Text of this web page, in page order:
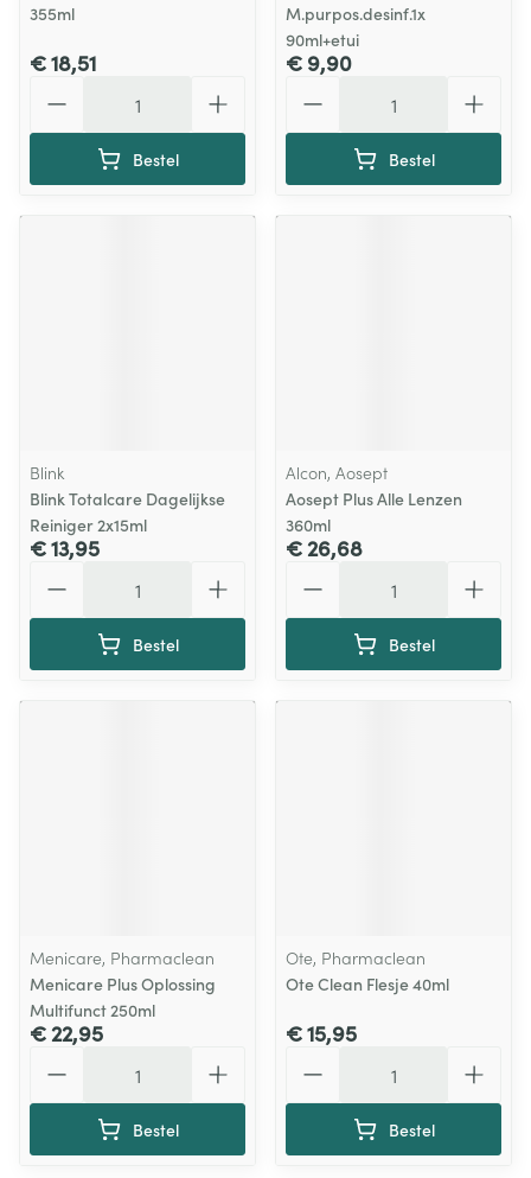
355ml
€ 18,51
Bestel
M.purpos.desinf.1x
90ml+etui
€ 9,90
Bestel
Blink
Blink Totalcare Dagelijkse
Reiniger 2x15ml
€ 13,95
Bestel
Alcon, Aosept
Aosept Plus Alle Lenzen
360ml
€ 26,68
Bestel
Menicare, Pharmaclean
Menicare Plus Oplossing
Multifunct 250ml
€ 22,95
Bestel
Ote, Pharmaclean
Ote Clean Flesje 40ml
€ 15,95
Bestel